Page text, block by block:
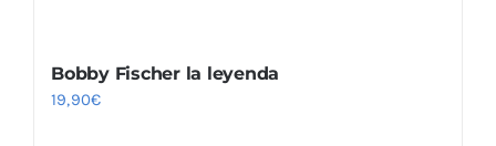
Bobby Fischer la leyenda
19,90€